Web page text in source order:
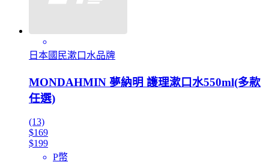
日本國民漱口水品牌
MONDAHMIN 夢納明 護理漱口水550ml(多款
任選)
(13)
$169
$199
P幣